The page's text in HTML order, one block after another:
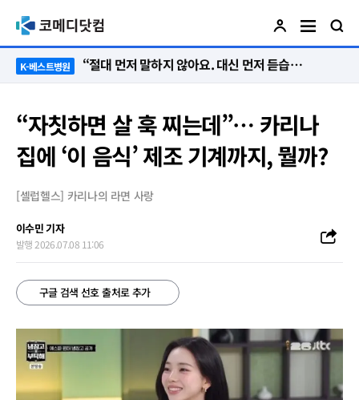
K-베스트병원 “절대 먼저 말하지 않아요. 대신 먼저 듣습니다”
“자칫하면 살 훅 찌는데”… 카리나
집에 ‘이 음식’ 제조 기계까지, 뭘까?
[셀럽헬스] 카리나의 라면 사랑
이수민 기자
발행 2026.07.08 11:06
구글 검색 선호 출처로 추가